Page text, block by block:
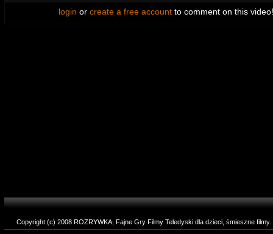
login or create a free accountto comment on this video!
Copyright (c) 2008 ROZRYWKA, Fajne Gry Filmy Teledyski dla dzieci, śmieszne